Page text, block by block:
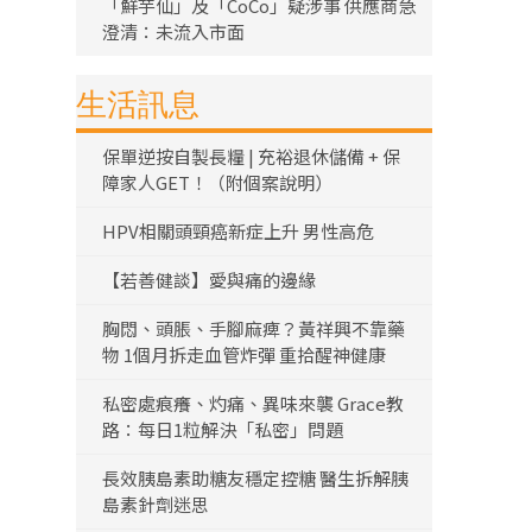
「鮮芋仙」及「CoCo」疑涉事 供應商急
澄清：未流入市面
生活訊息
保單逆按自製長糧 | 充裕退休儲備 + 保
障家人GET！（附個案說明）
HPV相關頭頸癌新症上升 男性高危
【若善健談】愛與痛的邊緣
胸悶、頭脹、手腳麻痺？黃祥興不靠藥
物 1個月拆走血管炸彈 重拾醒神健康
私密處痕癢、灼痛、異味來襲 Grace教
路：每日1粒解決「私密」問題
長效胰島素助糖友穩定控糖 醫生拆解胰
島素針劑迷思